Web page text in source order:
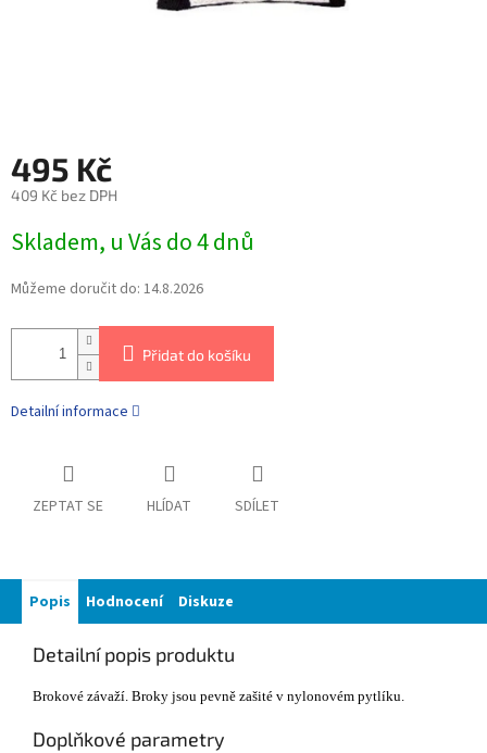
495 Kč
409 Kč bez DPH
Skladem, u Vás do 4 dnů
Můžeme doručit do: 14.8.2026
Přidat do košíku
Detailní informace
ZEPTAT SE HLÍDAT SDÍLET
Popis Hodnocení Diskuze
Detailní popis produktu
Brokové závaží. Broky jsou pevně zašité v nylonovém pytlíku.
Doplňkové parametry